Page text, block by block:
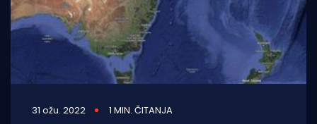
31 ožu. 2022 1 MIN. ČITANJA